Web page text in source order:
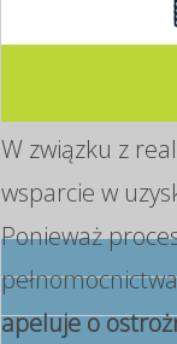
W związku z
wsparcie w
Ponieważ
apeluje o